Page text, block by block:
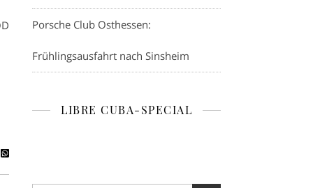
Porsche Club Osthessen:
Frühlingsausfahrt nach Sinsheim
LIBRE CUBA-SPECIAL